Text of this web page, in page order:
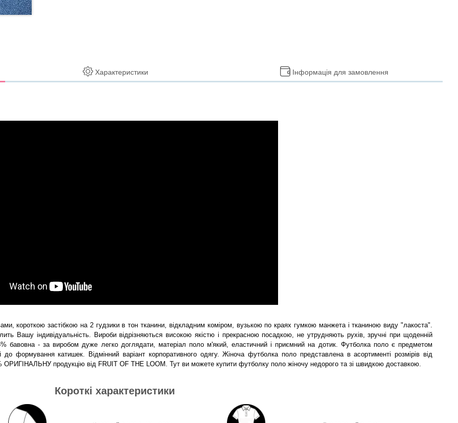
Характеристики Інформація для замовлення
короткою застібкою на 2 гудзики в тон тканини, відкладним коміром, вузькою по краях гумкою манжета і тканиною виду "лакоста".
Вашу індивідуальність. Вироби відрізняються високою якістю і прекрасною посадкою, не утрудняють рухів, зручні при щоденній
бавовна - за виробом дуже легко доглядати, матеріал поло м'який, еластичний і приємний на дотик. Футболка поло є предметом
формування катишек. Відмінний варіант корпоративного одягу. Жіноча футболка поло представлена в асортименті розмірів від
ОРИГІНАЛЬНУ продукцію від FRUIT OF THE LOOM. Тут ви можете купити футболку поло жіночу недорого та зі швидкою доставкою.
Короткі характеристики